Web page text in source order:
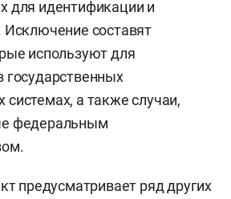
для идентификации и
Исключение составят
используют для
государственных
а также случаи,
федеральным
предусматривает ряд других